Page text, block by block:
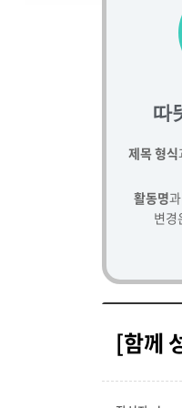
따
제목 형식
활동명과
변경
[함께